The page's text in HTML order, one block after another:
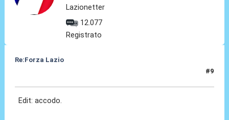
Lazionetter
12.077
Registrato
Re:Forza Lazio
#9
Edit: accodo.